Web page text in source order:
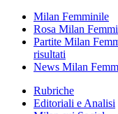
Milan Femminile
Rosa Milan
Partite Milan
risultati
News Milan
Rubriche
Editoriali e Analisi